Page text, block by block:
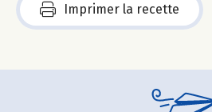
Imprimer la recette